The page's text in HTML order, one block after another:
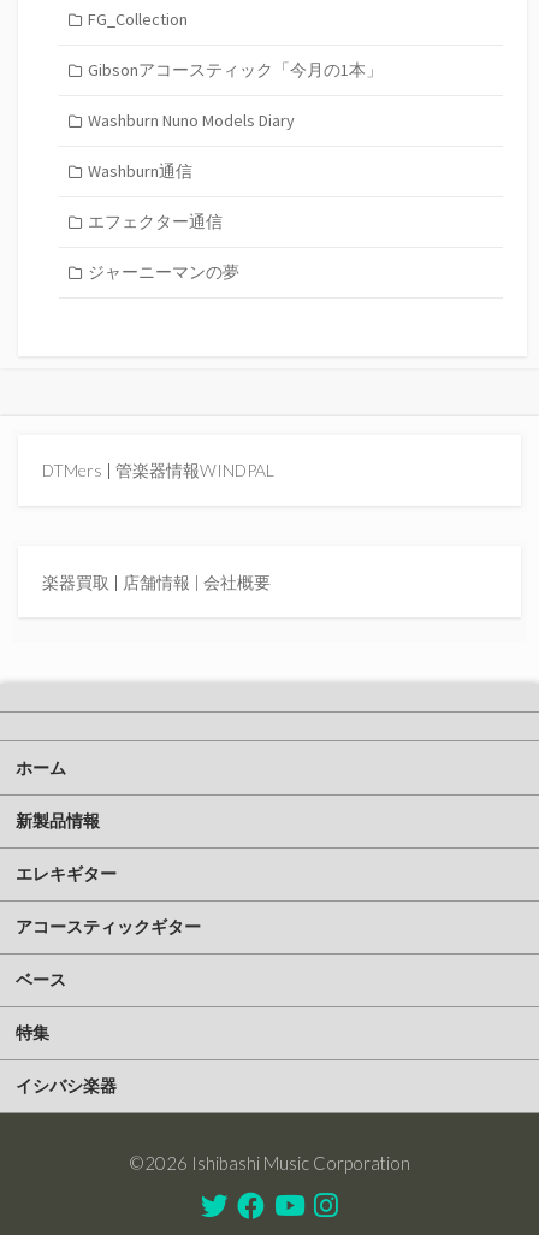
FG_Collection
Gibsonアコースティック「今月の1本」
Washburn Nuno Models Diary
Washburn通信
エフェクター通信
ジャーニーマンの夢
DTMers | 管楽器情報WINDPAL
楽器買取 | 店舗情報 | 会社概要
ホーム
新製品情報
エレキギター
アコースティックギター
ベース
特集
イシバシ楽器
©2026 Ishibashi Music Corporation
TwitterFacebook
YoutubeInstagram